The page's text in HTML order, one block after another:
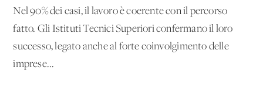
Nel 90% dei casi, il lavoro è coerente con il percorso
fatto. Gli Istituti Tecnici Superiori confermano il loro
successo, legato anche al forte coinvolgimento delle
imprese...